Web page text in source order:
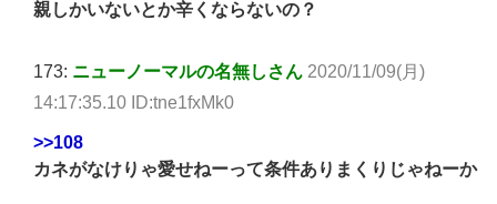
親しかいないとか辛くならないの？
173: ニューノーマルの名無しさん 2020/11/09(月)
14:17:35.10 ID:tne1fxMk0
>>108
カネがなけりゃ愛せねーって条件ありまくりじゃねーか